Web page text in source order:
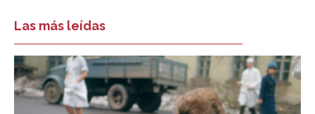
Las más leídas